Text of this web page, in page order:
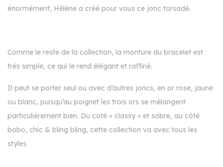
énormément, Hélène a créé pour vous ce jonc torsadé.
Comme le reste de la collection, la monture du bracelet est
très simple, ce qui le rend élégant et raffiné.
Il peut se porter seul ou avec d’autres joncs, en or rose, jaune
ou blanc, puisqu’au poignet les trois ors se mélangent
particulièrement bien. Du coté « classy » et sobre, au côté
bobo, chic & bling bling, cette collection va avec tous les
styles